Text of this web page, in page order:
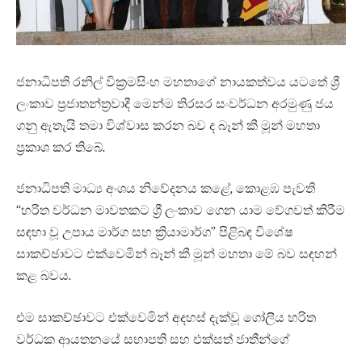
ජනාධිපති රනිල් වික්‍රමසිංහ මහතාගේ නායකත්වය යටතේ ශ්‍රී
ලංකාව ප්‍රජාතන්ත්‍රවාදී මෙන්ම තිරසර සංවර්ධන අරමුණු ජය
ගනු ඇතැයි තමා විශ්වාස කරන බව ද බෑන් කී මූන් මහතා
ප්‍රකාශ කර තිබේ.
ජනාධිපති මාධ්‍ය අංශය නිවේදනය කළේ, කොළඹ පැවති
“හරිත වර්ධන මාවතකට ශ්‍රී ලංකාව ගෙන යාම වේගවත් කිරීම
සඳහා වූ උපාය මාර්ග සහ ක්‍රියාමාර්ග” පිළිබඳ විශේෂ
සාකච්ඡාවට එක්වෙමින් බෑන් කී මූන් මහතා මේ බව සඳහන්
කළ බවය.
එම සාකච්ඡාවට එක්වෙමින් අදහස් දැක්වූ ගෝලීය හරිත
වර්ධක ආයතනයේ සභාපති සහ එක්සත් ජාතීන්ගේ